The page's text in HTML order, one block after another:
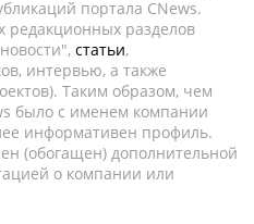
портала CNews.
редакционных разделов
статьи,
интервью, а также
Таким образом, чем
было с именем компании
информативен профиль.
(обогащен) дополнительной
о компании или